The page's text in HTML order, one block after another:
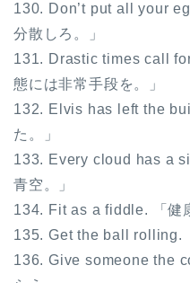
130. Don’t put all your
分散しろ。」
131. Drastic times call
態には非常手段を。」
132. Elvis has left the
た。」
133. Every cloud has a
青空。」
134. Fit as a fiddle. 「健
135. Get the ball rolling.
136. Give someone the